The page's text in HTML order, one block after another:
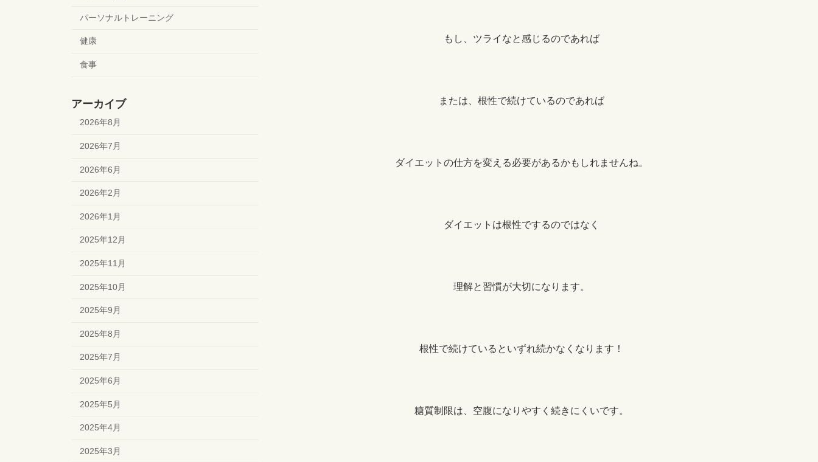
もし、ツライなと感じるのであれば
または、根性で続けているのであれば
ダイエットの仕方を変える必要があるかもしれませんね。
ダイエットは根性でするのではなく
理解と習慣が大切になります。
根性で続けているといずれ続かなくなります！
糖質制限は、空腹になりやすく続きにくいです。
パーソナルトレーニング
健康
食事
アーカイブ
2026年8月
2026年7月
2026年6月
2026年2月
2026年1月
2025年12月
2025年11月
2025年10月
2025年9月
2025年8月
2025年7月
2025年6月
2025年5月
2025年4月
2025年3月